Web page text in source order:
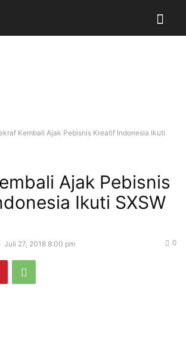
Kembali Ajak Pebisnis Kreatif Indonesia Ikuti
Ajak Pebisnis
Ikuti SXSW
Juli 27, 2018 8:00 pm 0